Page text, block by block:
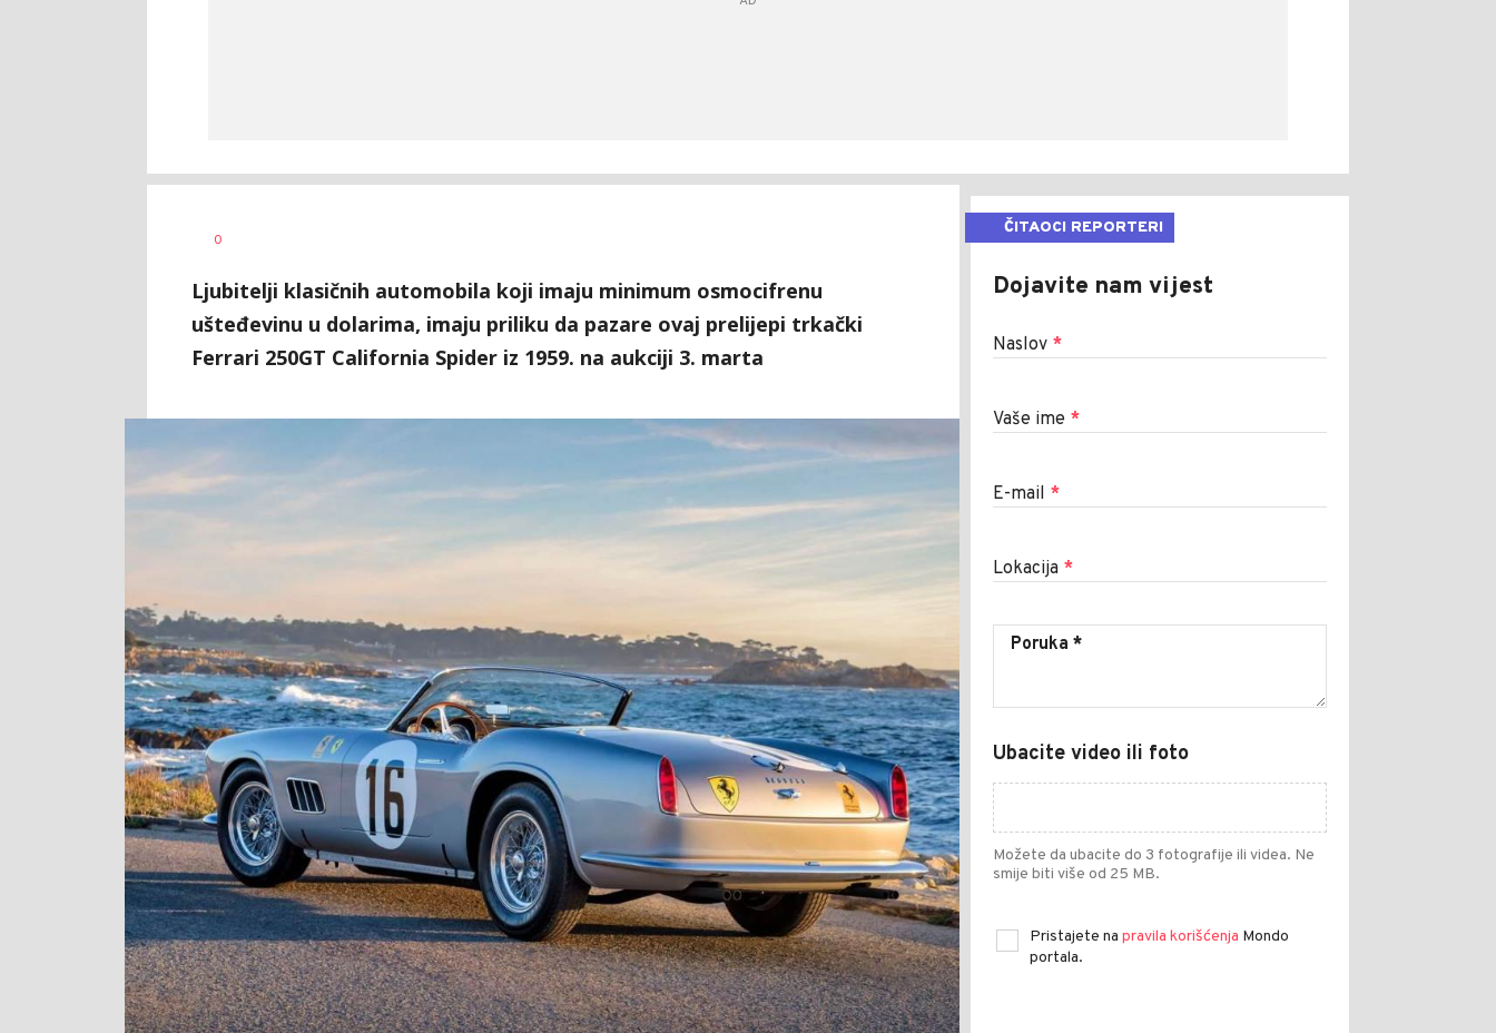
AUTOR
0
Ljubitelji klasičnih automobila koji imaju minimum osmocifrenu
ušteđevinu u dolarima, imaju priliku da pazare ovaj prelijepi trkački
Ferrari 250GT California Spider iz 1959. na aukciji 3. marta
ČITAOCI REPORTERI
Dojavite nam vijest
Naslov *
Vaše ime *
E-mail *
Lokacija *
Ubacite video ili foto
Možete da ubacite do 3 fotografije ili videa. Ne
smije biti više od 25 MB.
Pristajete na pravila korišćenja Mondo
portala.